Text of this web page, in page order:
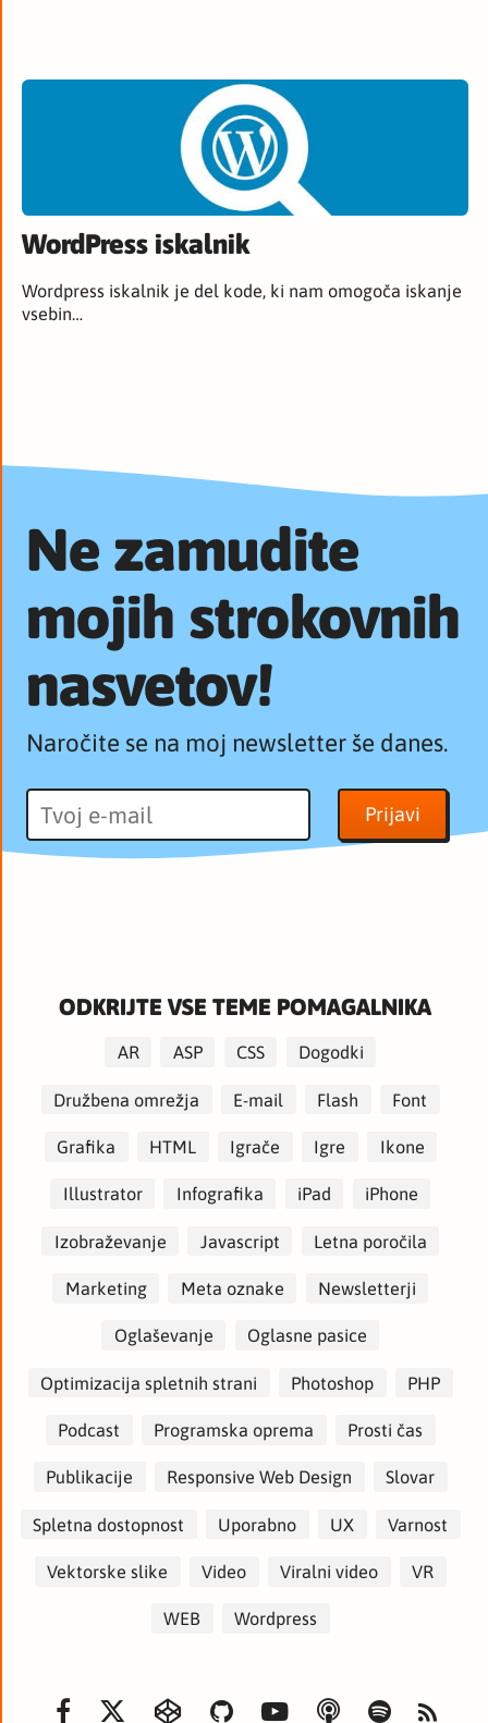
WordPress iskalnik
Wordpress iskalnik je del kode, ki nam omogoča iskanje
vsebin…
Ne zamudite
mojih strokovnih
nasvetov!
Naročite se na moj newsletter še danes.
ODKRIJTE VSE TEME POMAGALNIKA
AR ASP CSS Dogodki
Družbena omrežja E-mail Flash Font
Grafika HTML Igrače Igre Ikone
Illustrator Infografika iPad iPhone
Izobraževanje Javascript Letna poročila
Marketing Meta oznake Newsletterji
Oglaševanje Oglasne pasice
Optimizacija spletnih strani Photoshop PHP
Podcast Programska oprema Prosti čas
Publikacije Responsive Web Design Slovar
Spletna dostopnost Uporabno UX Varnost
Vektorske slike Video Viralni video VR
WEB Wordpress